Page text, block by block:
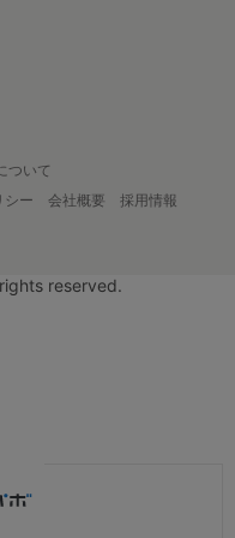
ついて
シー 会社概要
採用情報
reserved.